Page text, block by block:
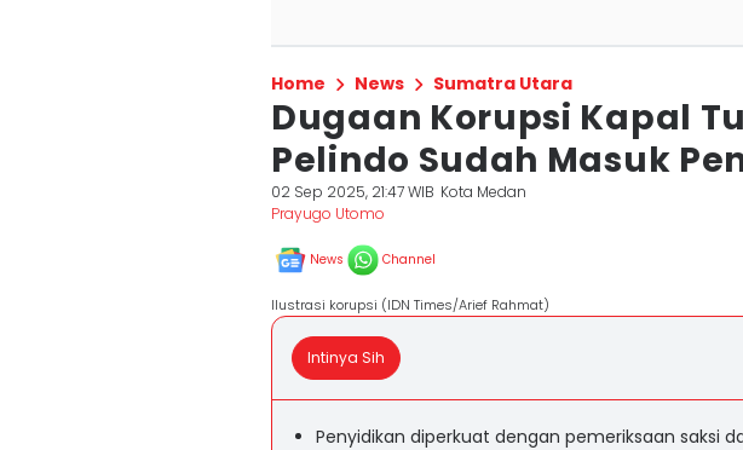
Home News Sumatra Utara
Dugaan Korupsi Kapal
Pelindo Sudah Masuk
02 Sep 2025, 21:47 WIB Kota Medan
Prayugo Utomo
News Channel
Ilustrasi korupsi (IDN Times/Arief Rahmat)
Intinya Sih
Penyidikan diperkuat dengan pemeriksaan saksi